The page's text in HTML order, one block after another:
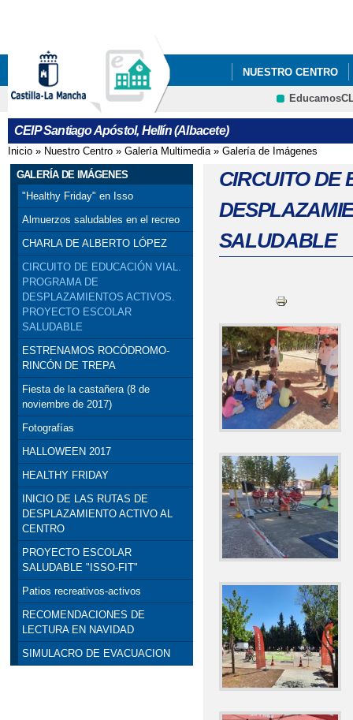
NUESTRO CENTRO
MODELO DE
PROGRAMA DE
SALUDABLE)
CEIP Santiago Apóstol, Hellín (Albacete)
Se encuentra usted aquí
Inicio » Nuestro Centro » Galería Multimedia» Galería de Imágenes
GALERÍA DE IMÁGENES
"Healthy Friday" en Isso
Almuerzos saludables en el recreo
CHARLA DE ALBERTO LÓPEZ
CIRCUITO DE EDUCACIÓN VIAL.
PROGRAMA DE
DESPLAZAMIENTOS ACTIVOS.
PROYECTO ESCOLAR
SALUDABLE
ESTRENAMOS ROCÓDROMO-
RINCÓN DE TREPA
Fiesta de la castañera (8 de
noviembre de 2017)
Fotografías
HALLOWEEN 2017
HEALTHY FRIDAY
INICIO DE LAS RUTAS DE
DESPLAZAMIENTO ACTIVO AL
CENTRO
PROYECTO ESCOLAR
SALUDABLE "ISSO-FIT"
Patios recreativos-activos
RECOMENDACIONES DE
LECTURA EN NAVIDAD
SIMULACRO DE EVACUACION
CIRCUITO DE
SALUDABLE